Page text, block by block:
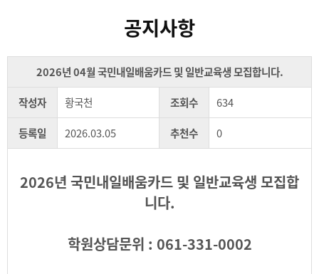
공지사항
2026년 04월 국민내일배움카드 및 일반교육생 모집합니다.
작성자
황국천 조회수
634
등록일
2026.03.05 추천수 0
2026년 국민내일배움카드 및 일반교육생 모집합
니다.
학원상담문위 : 061-331-0002